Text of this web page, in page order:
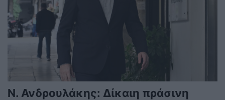
Ν. Ανδρουλάκης: Δίκαιη πράσινη